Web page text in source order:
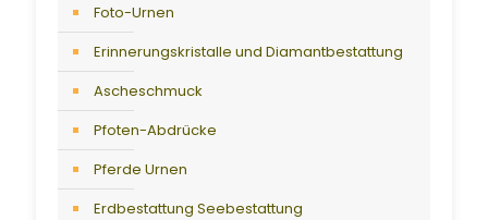
Foto-Urnen
Erinnerungskristalle und Diamantbestattung
Ascheschmuck
Pfoten-Abdrücke
Pferde Urnen
Erdbestattung Seebestattung